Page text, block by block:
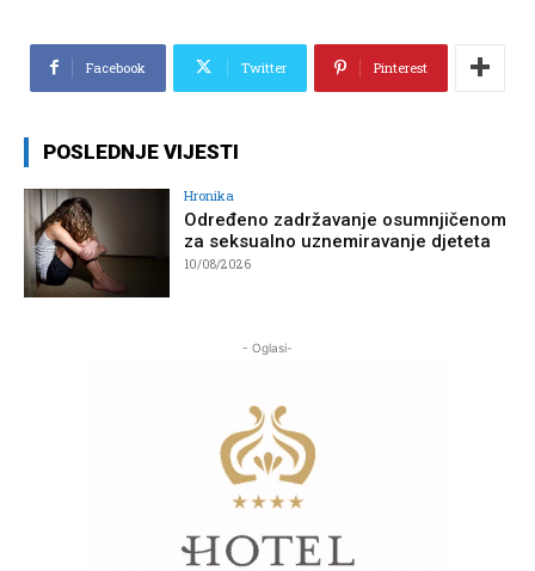
Facebook Twitter Pinterest
POSLEDNJE VIJESTI
Hronika
Određeno zadržavanje osumnjičenom
za seksualno uznemiravanje djeteta
10/08/2026
- Oglasi-